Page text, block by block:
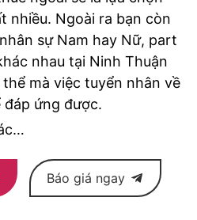
nhiều. Ngoài ra bạn còn
sự Nam hay Nữ, part
nhau tại Ninh Thuận
mà việc tuyển nhân về
ứng được.
Báo giá ngay